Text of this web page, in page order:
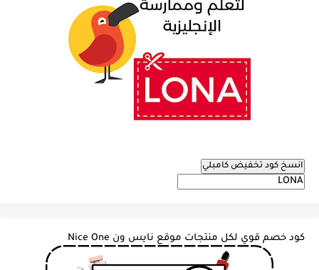
انسخ كود تخفيض كامبلي
كود خصم قوي لكل منتجات موقع نايس ون Nice One